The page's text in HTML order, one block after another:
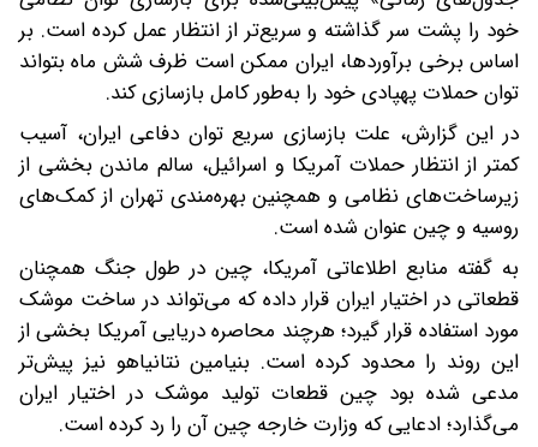
خود را پشت سر گذاشته و سریع‌تر از انتظار عمل کرده است. بر
اساس برخی برآوردها، ایران ممکن است ظرف شش ماه بتواند
توان حملات پهپادی خود را به‌طور کامل بازسازی کند.
در این گزارش، علت بازسازی سریع توان دفاعی ایران، آسیب
کمتر از انتظار حملات آمریکا و اسرائیل، سالم ماندن بخشی از
زیرساخت‌های نظامی و همچنین بهره‌مندی تهران از کمک‌های
روسیه و چین عنوان شده است.
به گفته منابع اطلاعاتی آمریکا، چین در طول جنگ همچنان
قطعاتی در اختیار ایران قرار داده که می‌تواند در ساخت موشک
مورد استفاده قرار گیرد؛ هرچند محاصره دریایی آمریکا بخشی از
این روند را محدود کرده است. بنیامین نتانیاهو نیز پیش‌تر
مدعی شده بود چین قطعات تولید موشک در اختیار ایران
می‌گذارد؛ ادعایی که وزارت خارجه چین آن را رد کرده است.